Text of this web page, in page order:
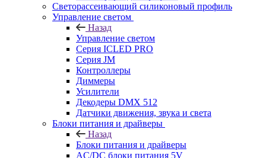
Светорассеивающий силиконовый профиль
Управление светом
Назад
Управление светом
Серия ICLED PRO
Серия JM
Контроллеры
Диммеры
Усилители
Декодеры DMX 512
Датчики движения, звука и света
Блоки питания и драйверы
Назад
Блоки питания и драйверы
AC/DC блоки питания 5V